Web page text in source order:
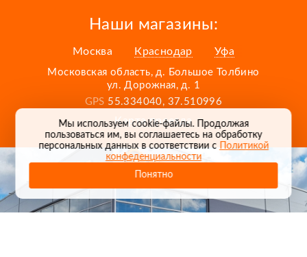
Наши магазины:
Москва Краснодар Уфа
Московская область, д. Большое Толбино
ул. Дорожная, д. 1
GPS 55.334040, 37.510996
Карта проезда
Мы используем cookie-файлы. Продолжая
пользоваться им, вы соглашаетесь на обработку
персональных данных в соответствии сПолитикой
конфеденциальности
Понятно